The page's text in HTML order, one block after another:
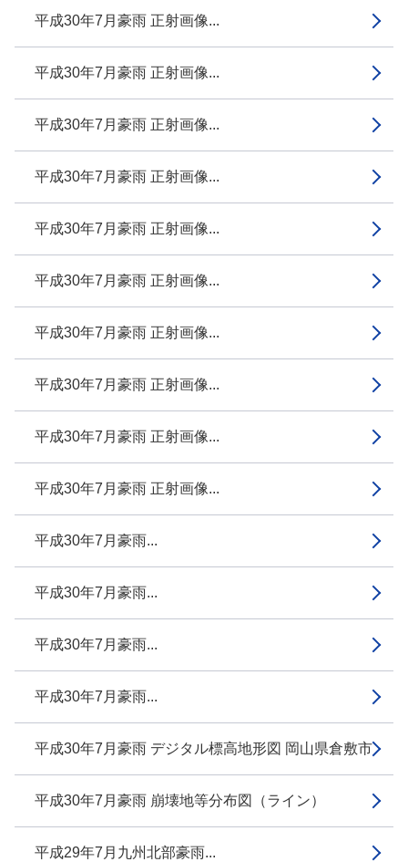
平成30年7月豪雨 正射画像...
平成30年7月豪雨 正射画像...
平成30年7月豪雨 正射画像...
平成30年7月豪雨 正射画像...
平成30年7月豪雨 正射画像...
平成30年7月豪雨 正射画像...
平成30年7月豪雨 正射画像...
平成30年7月豪雨 正射画像...
平成30年7月豪雨 正射画像...
平成30年7月豪雨 正射画像...
平成30年7月豪雨...
平成30年7月豪雨...
平成30年7月豪雨...
平成30年7月豪雨...
平成30年7月豪雨 デジタル標高地形図 岡山県倉敷市
平成30年7月豪雨 崩壊地等分布図（ライン）
平成29年7月九州北部豪雨...